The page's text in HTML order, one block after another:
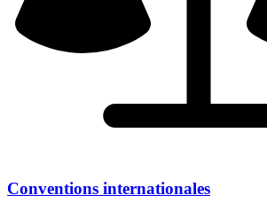
Conventions internationales